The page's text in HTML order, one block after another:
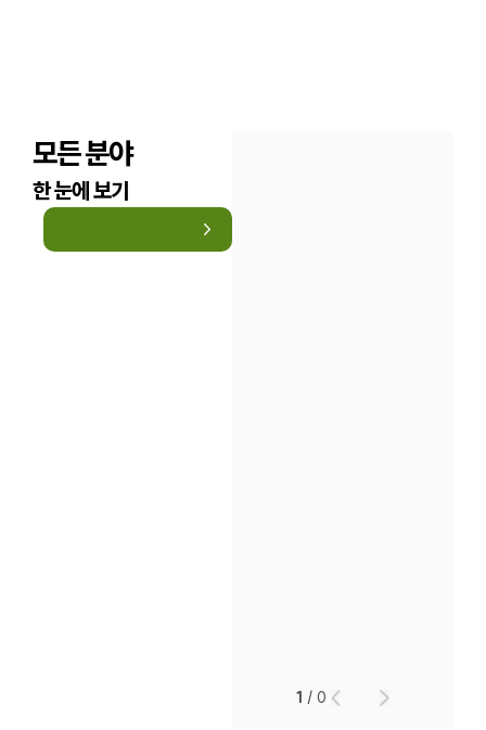
모든 분야
한 눈에 보기
1 /0